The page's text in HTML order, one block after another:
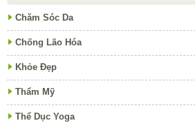
Chăm Sóc Da
Chống Lão Hóa
Khỏe Đẹp
Thẩm Mỹ
Thể Dục Yoga